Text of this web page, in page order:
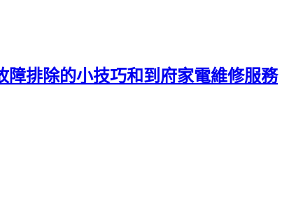
排除的小技巧和到府家電維修服務